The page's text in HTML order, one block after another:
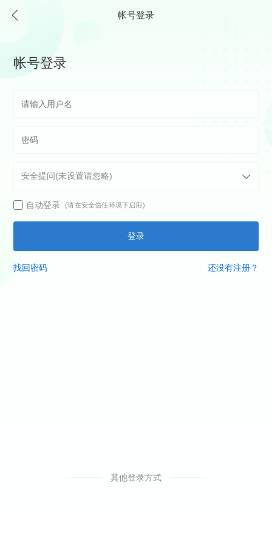
帐号登录
帐号登录
自动登录 (请在安全信任环境下启用)
登录
找回密码 还没有注册？
其他登录方式